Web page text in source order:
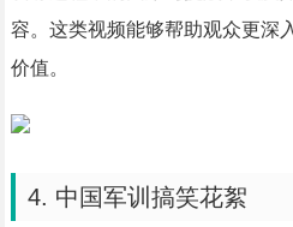
容。这类视频能够帮助观众更深
价值。
4. 中国军训搞笑花絮